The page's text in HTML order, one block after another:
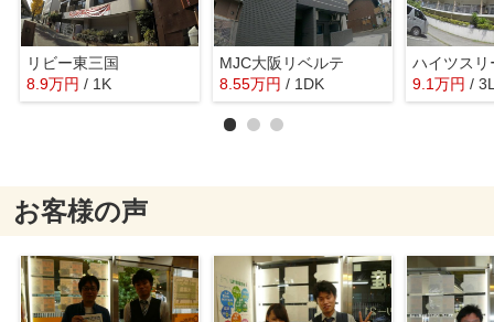
リビー東三国
8.9万円 / 1K
MJC大阪リベルテ
8.55万円 / 1DK
ハイツスリ
9.1万円 /
お客様の声